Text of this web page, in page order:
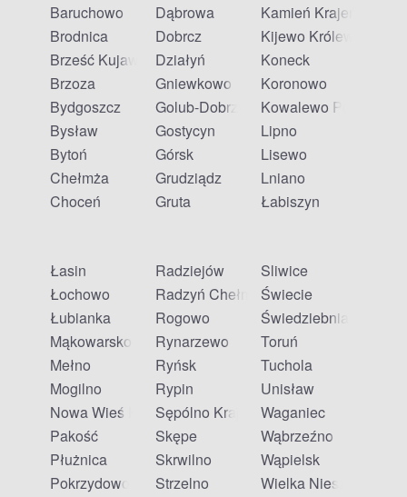
Baruchowo
Brodnica
Brześć Kujawski
Brzoza
Bydgoszcz
Bysław
Bytoń
Chełmża
Choceń
Dąbrowa
Dobrcz
Działyń
Gniewkowo
Golub-Dobrzyń
Gostycyn
Górsk
Grudziądz
Gruta
Kamień Krajeński
Kijewo Królewskie
Koneck
Koronowo
Kowalewo Pomorskie
Lipno
Lisewo
Lniano
Łabiszyn
Łasin
Łochowo
Łubianka
Mąkowarsko
Mełno
Mogilno
Nowa Wieś Królewska
Pakość
Płużnica
Pokrzydowo
Radziejów
Radzyń Chełmiński
Rogowo
Rynarzewo
Ryńsk
Rypin
Sępólno Krajeńskie
Skępe
Skrwilno
Strzelno
Śliwice
Świecie
Świedziebnia
Toruń
Tuchola
Unisław
Waganiec
Wąbrzeźno
Wąpielsk
Wielka Nieszawka